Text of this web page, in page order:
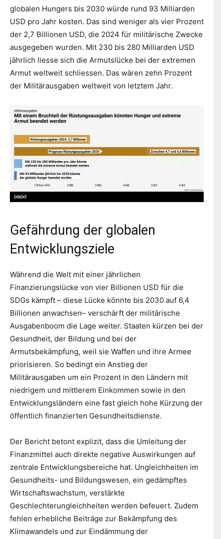
globalen Hungers bis 2030 würde rund 93 Milliarden
USD pro Jahr kosten. Das sind weniger als vier Prozent
der 2,7 Billionen USD, die 2024 für militärische Zwecke
ausgegeben wurden. Mit 230 bis 280 Milliarden USD
jährlich liesse sich die Armutslücke bei der extremen
Armut weltweit schliessen. Das wären zehn Prozent
der Militärausgaben weltweit von letztem Jahr.
Gefährdung der globalen
Entwicklungsziele
Während die Welt mit einer jährlichen
Finanzierungslücke von vier Billionen USD für die
SDGs kämpft – diese Lücke könnte bis 2030 auf 6,4
Billionen anwachsen– verschärft der militärische
Ausgabenboom die Lage weiter. Staaten kürzen bei der
Gesundheit, der Bildung und bei der
Armutsbekämpfung, weil sie Waffen und ihre Armee
priorisieren. So bedingt ein Anstieg der
Militärausgaben um ein Prozent in den Ländern mit
niedrigem und mittlerem Einkommen sowie in den
Entwicklungsländern eine fast gleich hohe Kürzung der
öffentlich finanzierten Gesundheitsdienste.
Der Bericht betont explizit, dass die Umleitung der
Finanzmittel auch direkte negative Auswirkungen auf
zentrale Entwicklungsbereiche hat. Ungleichheiten im
Gesundheits- und Bildungswesen, ein gedämpftes
Wirtschaftswachstum, verstärkte
Geschlechterungleichheiten werden befeuert. Zudem
fehlen erhebliche Beiträge zur Bekämpfung des
Klimawandels und zur Eindämmung der